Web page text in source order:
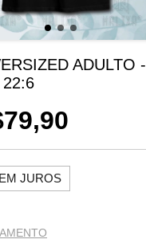
ADULTO -
22:6
JUROS